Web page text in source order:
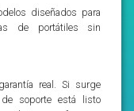
diseñados para
de portátiles sin
real. Si surge
de soporte está listo